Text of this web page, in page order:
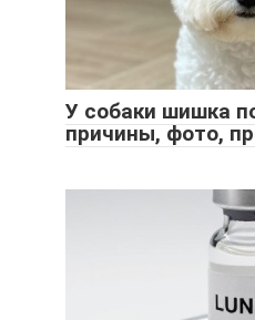
У собаки шишка
причины, фото,